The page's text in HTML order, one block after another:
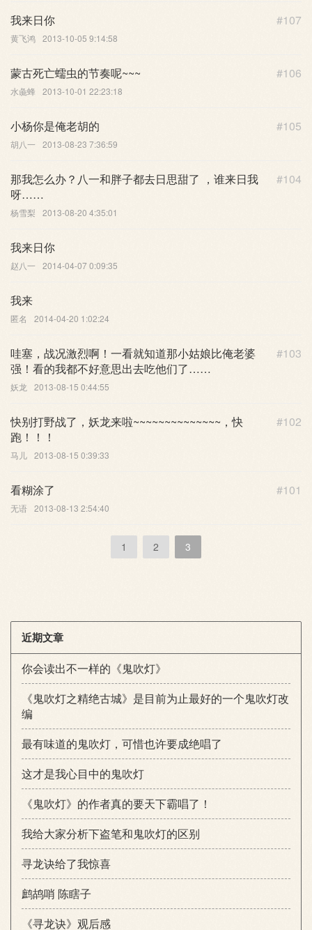
#107
我来日你
黄飞鸿 2013-10-05 9:14:58
#106
蒙古死亡蠕虫的节奏呢~~~
水彘蜂 2013-10-01 22:23:18
#105
小杨你是俺老胡的
胡八一 2013-08-23 7:36:59
#104
那我怎么办？八一和胖子都去日思甜了 ，谁来日我
呀……
杨雪梨 2013-08-20 4:35:01
我来日你
赵八一 2014-04-07 0:09:35
我来
匿名 2014-04-20 1:02:24
#103
哇塞，战况激烈啊！一看就知道那小姑娘比俺老婆
强！看的我都不好意思出去吃他们了……
妖龙 2013-08-15 0:44:55
#102
快别打野战了，妖龙来啦~~~~~~~~~~~~~~，快
跑！！！
马儿 2013-08-15 0:39:33
#101
看糊涂了
无语 2013-08-13 2:54:40
1 2 3
近期文章
你会读出不一样的《鬼吹灯》
《鬼吹灯之精绝古城》是目前为止最好的一个鬼吹灯改
编
最有味道的鬼吹灯，可惜也许要成绝唱了
这才是我心目中的鬼吹灯
《鬼吹灯》的作者真的要天下霸唱了！
我给大家分析下盗笔和鬼吹灯的区别
寻龙诀给了我惊喜
鹧鸪哨 陈瞎子
《寻龙诀》观后感